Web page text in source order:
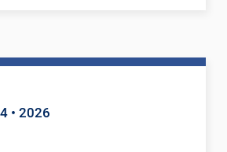
• 2026